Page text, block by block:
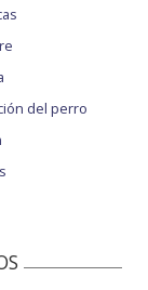
del perro